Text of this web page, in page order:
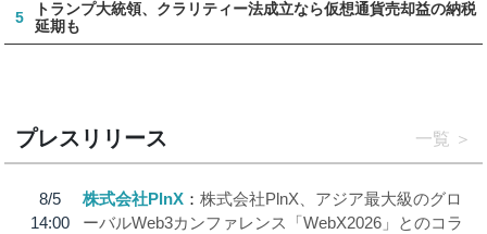
5
トランプ大統領、クラリティー法成立なら仮想通貨売却益の納税
延期も
プレスリリース 一覧
8/5
14:00
株式会社PlnX
株式会社PlnX、アジア最大級のグロ
ーバルWeb3カンファレンス「WebX2026」とのコラ